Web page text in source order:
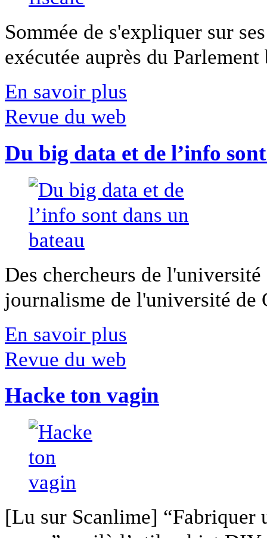
Sommée de s'expliquer sur
exécutée auprès du
En savoir plus
Revue du web
Du big data et de l’info
Des chercheurs de
journalisme de l'université
En savoir plus
Revue du web
Hacke ton vagin
[Lu sur Scanlime] “Fabriquer